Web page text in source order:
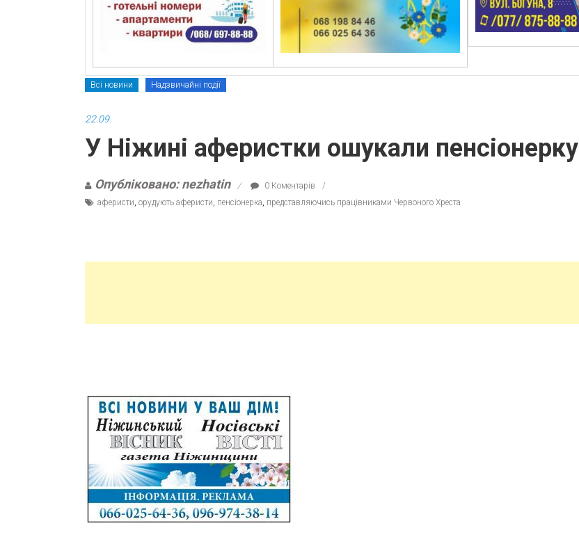
Всі новини Надзвичайні події
22.09.
У Ніжині аферистки ошукали пенсіонерку
Опубліковано: nezhatin
0 Коментарів
аферисти орудують аферисти пенсіонерка представляючись працівниками Червоного Хреста